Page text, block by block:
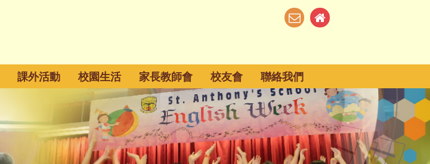
課外活動 校園生活 家長教師會 校友會 聯絡我們